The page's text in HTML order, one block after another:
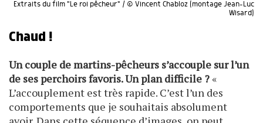
Extraits du film "Le roi pêcheur" / © Vincent Chabloz (montage Jean-Luc
Wisard)
Chaud !
Un couple de martins-pêcheurs s’accouple sur l’un
de ses perchoirs favoris. Un plan difficile ?«
L’accouplement est très rapide. C’est l’un des
comportements que je souhaitais absolument